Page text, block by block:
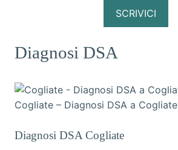
SCRIVICI
Diagnosi DSA
Cogliate – Diagnosi DSA a Cogliate
Diagnosi DSA Cogliate